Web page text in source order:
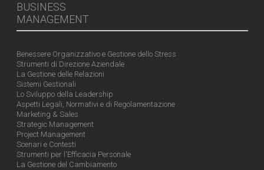
BUSINESS
MANAGEMENT
Benessere Organizzativo e Gestione dello Stress
Strumenti di Direzione Aziendale
La Gestione delle Relazioni
Sistemi Gestionali
Lo Sviluppo della Leadership
Aspetti Legali, Normativi e di Regolamentazione
Marketing & Sales
Strategic Management
Project Management
Scenari e Contesti
Strumenti per l'Efficacia Personale
La Gestione del Cambiamento